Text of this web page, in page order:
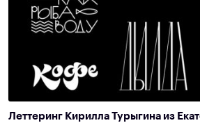
Леттеринг Кирилла Турыгина из